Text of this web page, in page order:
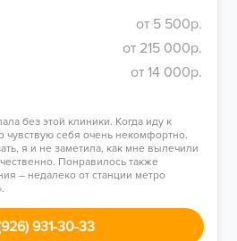
от 5 500р.
от 215 000р.
от 14 000р.
без этой клиники. Когда иду к
чувствую себя очень некомфортно.
я и не заметила, как мне вылечили
Понравилось также
– недалеко от станции метро
931-30-33